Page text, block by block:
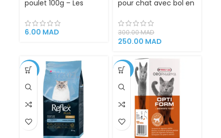
poulet 100g – Les
6.00 MAD
pour chat avec bol en
repas simplifiés pour
votre félin
300.00MAD
250.00 MAD
-6% -23%